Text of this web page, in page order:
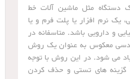
دستگاه مثل ماشین آلات خط
یک نرم افزار یا پلت فرم و یا
و دارویی باشد. متاسفانه در
معکوس به عنوان یک روش
می شود. در این روش با توجه
گزینه های تستی و حذف کردن